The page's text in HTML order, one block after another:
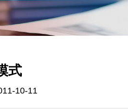
式
10-11